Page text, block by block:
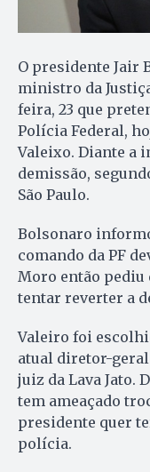
O presidente Jair
ministro da
feira, 23 que
Polícia Federal,
Valeixo. Diante a
demissão,
São Paulo.
Bolsonaro
comando da PF
Moro então pediu
tentar reverter a
Valeiro foi
atual diretor-
juiz da Lava Jato.
tem ameaçado
presidente quer
polícia.